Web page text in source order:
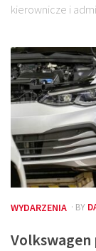
kierownicze i
WYDARZENIA · BY